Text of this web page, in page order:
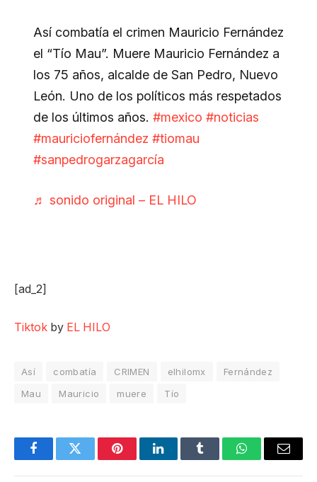
Así combatía el crimen Mauricio Fernández
el “Tío Mau”. Muere Mauricio Fernández a
los 75 años, alcalde de San Pedro, Nuevo
León. Uno de los políticos más respetados
de los últimos años. #mexico #noticias
#mauriciofernández #tiomau
#sanpedrogarzagarcía
♬ sonido original – EL HILO
[ad_2]
Tiktok by EL HILO
Así combatía CRIMEN elhilomx
Fernández
Mau
Mauricio muere Tío
FacebookTwitter PinterestLinkedInTumblr WhatsAppEmail